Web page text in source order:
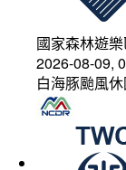
國家森林遊
2026-08-09,
白海豚颱風